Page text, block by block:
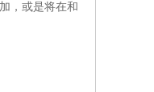
，或是将在和